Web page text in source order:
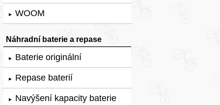
► WOOM
Náhradní baterie a repase
► Baterie originální
► Repase baterií
► Navýšení kapacity baterie